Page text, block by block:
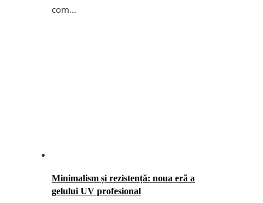
com...
Minimalism și rezistență: noua eră a
gelului UV profesional